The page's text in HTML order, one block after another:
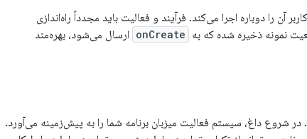
را دوباره اجرا می‌کند. فرآیند و فعالیت باید مجدداً راه‌اندازی
نمونه ذخیره شده که به onCreate ارسال می‌شود، بهره‌مند
شروع داغ، سیستم فعالیت میزبان برنامه شما را به پیش‌زمینه می‌آورد.